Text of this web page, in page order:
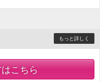
もっと詳しく
こちら